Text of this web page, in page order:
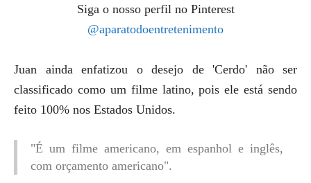
Siga o nosso perfil no Pinterest
@aparatodoentretenimento
Juan ainda enfatizou o desejo de 'Cerdo' não ser
classificado como um filme latino, pois ele está sendo
feito 100% nos Estados Unidos.
"É um filme americano, em espanhol e inglês,
com orçamento americano".